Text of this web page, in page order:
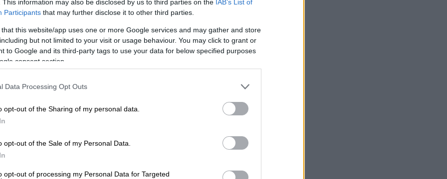
This information may also be disclosed by us to third parties on the IAB’s List of
Participants that may further disclose it to other third parties.
that this website/app uses one or more Google services and may gather and store
but not limited to your visit or usage behaviour. You may click to grant or
to Google and its third-party tags to use your data for below specified purposes
consent section.
Data Processing Opt Outs
opt-out of the Sharing of my personal data.
opt-out of the Sale of my Personal Data.
opt-out of processing my Personal Data for Targeted